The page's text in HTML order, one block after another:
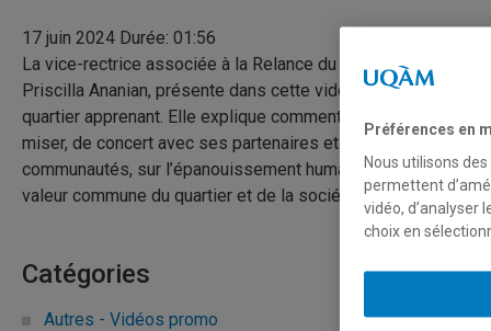
17 juin 2024 Durée: 01:56
La vice-rectrice associée à la Relance du Quartier latin,
Priscilla Ananian, présente dans cette vidéo sa vision du
quartier apprenant. Elle explique comment l’UQAM entend
miser, de concert avec ses partenaires et les
communautés, sur l’épanouissement humain comme
valeur commune du quartier et de la société apprenante.
Catégories
Autres - Vidéos promo
Préférences en
Nous utilisons
permettent
vidéo, d’analyser
choix en